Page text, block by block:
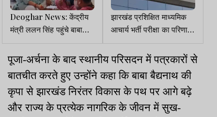
Deoghar News: केंद्रीय
मंत्री ललन सिंह पहुंचे बाबा
धाम, ज्योतिर्लिंग पर किया
जलाभिषेक
झारखंड प्रशिक्षित माध्यमिक
आचार्य भर्ती परीक्षा का परिणाम
जारी
पूजा-अर्चना के बाद स्थानीय परिसदन में पत्रकारों से
बातचीत करते हुए उन्होंने कहा कि बाबा बैद्यनाथ की
कृपा से झारखंड निरंतर विकास के पथ पर आगे बढ़े
और राज्य के प्रत्येक नागरिक के जीवन में सुख-